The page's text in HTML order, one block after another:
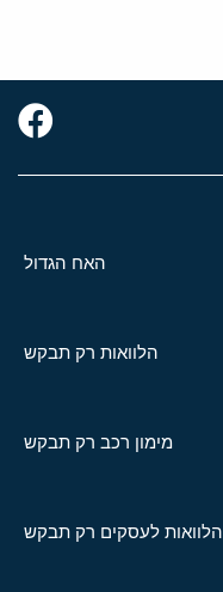
האח הגדול
הלוואות רק תבקש
מימון רכב רק תבקש
הלוואות לעסקים רק תבקש